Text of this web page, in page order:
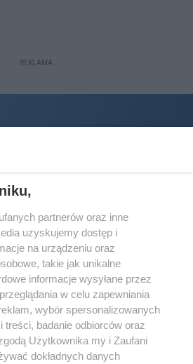
REKLAMA
halorzeszow.pljest:
SPOŁECZNYCH PERSPEKTYWA
do korespondencji:
3/20
35-077 Rzeszów
partnerów oraz inne
uzyskujemy dostęp i
na urządzeniu oraz
takie jak unikalne
informacje wysyłane przez
w celu zapewniania
wybór spersonalizowanych
treści, badanie odbiorców oraz
Użytkownika my i Zaufani
dokładnych danych